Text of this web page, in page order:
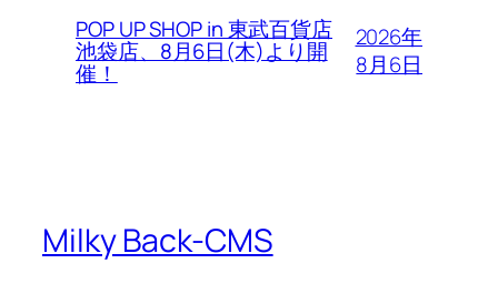
POP UP SHOP in 東武百貨店
池袋店、8月6日(木)より開
催！
2026年
8月6日
Milky Back-CMS